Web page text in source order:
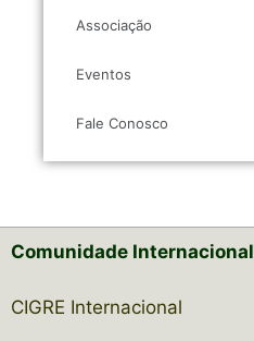
Associação
Eventos
Fale Conosco
Comunidade Internacional
CIGRE Internacional